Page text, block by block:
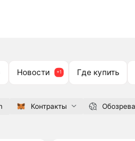
Новости Где купить
Контракты